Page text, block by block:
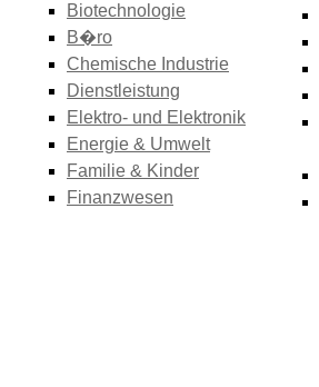
Biotechnologie
B�ro
Chemische Industrie
Dienstleistung
Elektro- und Elektronik
Energie & Umwelt
Familie & Kinder
Finanzwesen